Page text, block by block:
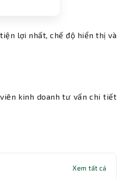
lợi nhất, chế độ hiển thị và
kinh doanh tư vấn chi tiết
Xem tất cả